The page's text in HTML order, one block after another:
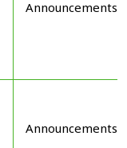
Announcements
Announcements